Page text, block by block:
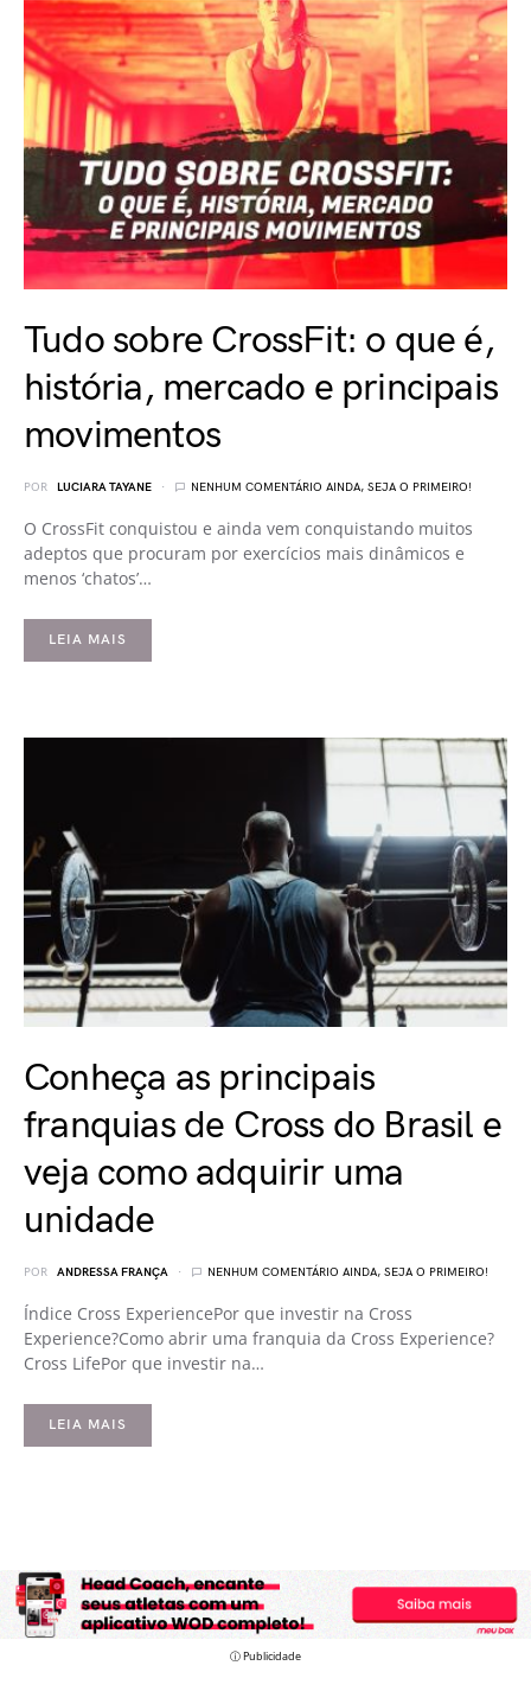
Tudo sobre CrossFit: o que é,
história, mercado e principais
movimentos
POR LUCIARA TAYANE NENHUM COMENTÁRIO AINDA, SEJA O PRIMEIRO!
O CrossFit conquistou e ainda vem conquistando muitos
adeptos que procuram por exercícios mais dinâmicos e
menos ‘chatos’…
LEIA MAIS
Conheça as principais
franquias de Cross do Brasil e
veja como adquirir uma
unidade
POR ANDRESSA FRANÇA NENHUM COMENTÁRIO AINDA, SEJA O PRIMEIRO!
Índice Cross ExperiencePor que investir na Cross
Experience?Como abrir uma franquia da Cross Experience?
Cross LifePor que investir na…
LEIA MAIS
ⓘ Publicidade